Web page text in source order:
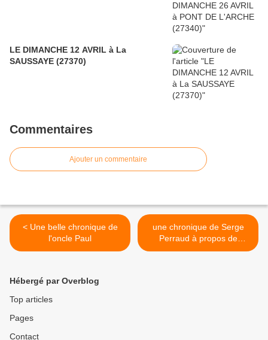
LE DIMANCHE 12 AVRIL à La
SAUSSAYE (27370)
Commentaires
Ajouter un commentaire
< Une belle chronique de
l'oncle Paul
une chronique de Serge
Perraud à propos de
Marche ou greffe! sur Le
Hébergé par Overblog
Top articles
Pages
Contact